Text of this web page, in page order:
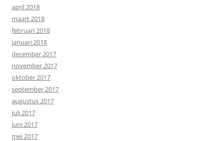
april 2018
maart 2018
februari 2018
januari 2018
december 2017
november 2017
oktober 2017
september 2017
augustus 2017
juli 2017
juni 2017
mei 2017